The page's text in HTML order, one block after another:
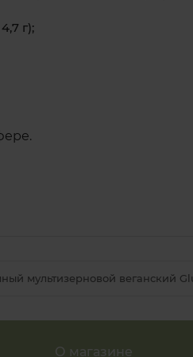
4,7 г);
мультизерновой веганский
О магазине